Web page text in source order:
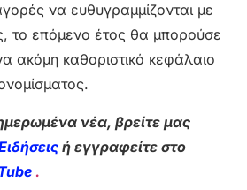
να ευθυγραμμίζονται με
το επόμενο έτος θα μπορούσε
ακόμη καθοριστικό κεφάλαιο
νέα, βρείτε μας
ή εγγραφείτε στο
.